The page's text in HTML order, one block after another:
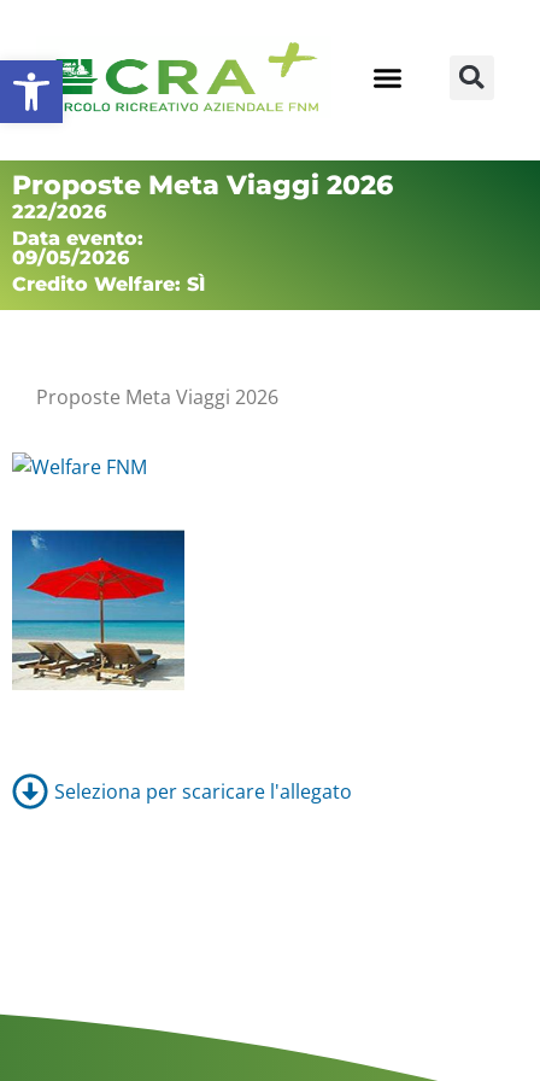
Apri la barra degli strumenti
Proposte Meta Viaggi 2026
222/2026
Data evento:
09/05/2026
Credito Welfare: SÌ
Proposte Meta Viaggi 2026
Seleziona per scaricare l'allegato